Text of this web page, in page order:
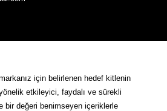
için belirlenen hedef kitlenin
etkileyici, faydalı ve sürekli
bir değeri benimseyen içeriklerle